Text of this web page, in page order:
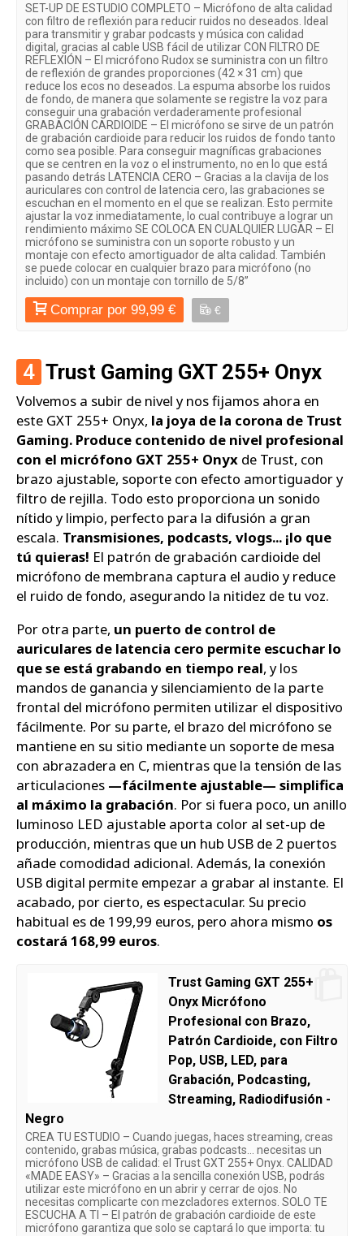
SET-UP DE ESTUDIO COMPLETO – Micrófono de alta calidad
con filtro de reflexión para reducir ruidos no deseados. Ideal
para transmitir y grabar podcasts y música con calidad
digital, gracias al cable USB fácil de utilizar CON FILTRO DE
REFLEXIÓN – El micrófono Rudox se suministra con un filtro
de reflexión de grandes proporciones (42 × 31 cm) que
reduce los ecos no deseados. La espuma absorbe los ruidos
de fondo, de manera que solamente se registre la voz para
conseguir una grabación verdaderamente profesional
GRABACIÓN CARDIOIDE – El micrófono se sirve de un patrón
de grabación cardioide para reducir los ruidos de fondo tanto
como sea posible. Para conseguir magníficas grabaciones
que se centren en la voz o el instrumento, no en lo que está
pasando detrás LATENCIA CERO – Gracias a la clavija de los
auriculares con control de latencia cero, las grabaciones se
escuchan en el momento en el que se realizan. Esto permite
ajustar la voz inmediatamente, lo cual contribuye a lograr un
rendimiento máximo SE COLOCA EN CUALQUIER LUGAR – El
micrófono se suministra con un soporte robusto y un
montaje con efecto amortiguador de alta calidad. También
se puede colocar en cualquier brazo para micrófono (no
incluido) con un montaje con tornillo de 5/8”
Comprar por 99,99 € €
4 Trust Gaming GXT 255+ Onyx
Volvemos a subir de nivel y nos fijamos ahora en
este GXT 255+ Onyx, la joya de la corona de Trust
Gaming. Produce contenido de nivel profesional
con el micrófono GXT 255+ Onyx de Trust, con
brazo ajustable, soporte con efecto amortiguador y
filtro de rejilla. Todo esto proporciona un sonido
nítido y limpio, perfecto para la difusión a gran
escala. Transmisiones, podcasts, vlogs... ¡lo que
tú quieras! El patrón de grabación cardioide del
micrófono de membrana captura el audio y reduce
el ruido de fondo, asegurando la nitidez de tu voz.
Por otra parte, un puerto de control de
auriculares de latencia cero permite escuchar lo
que se está grabando en tiempo real, y los
mandos de ganancia y silenciamiento de la parte
frontal del micrófono permiten utilizar el dispositivo
fácilmente. Por su parte, el brazo del micrófono se
mantiene en su sitio mediante un soporte de mesa
con abrazadera en C, mientras que la tensión de las
articulaciones —fácilmente ajustable— simplifica
al máximo la grabación. Por si fuera poco, un anillo
luminoso LED ajustable aporta color al set-up de
producción, mientras que un hub USB de 2 puertos
añade comodidad adicional. Además, la conexión
USB digital permite empezar a grabar al instante. El
acabado, por cierto, es espectacular. Su precio
habitual es de 199,99 euros, pero ahora mismo os
costará 168,99 euros.
Trust Gaming GXT 255+
Onyx Micrófono
Profesional con Brazo,
Patrón Cardioide, con Filtro
Pop, USB, LED, para
Grabación, Podcasting,
Streaming, Radiodifusión -
Negro
CREA TU ESTUDIO – Cuando juegas, haces streaming, creas
contenido, grabas música, grabas podcasts... necesitas un
micrófono USB de calidad: el Trust GXT 255+ Onyx. CALIDAD
«MADE EASY» – Gracias a la sencilla conexión USB, podrás
utilizar este micrófono en un abrir y cerrar de ojos. No
necesitas complicarte con mezcladores externos. SOLO TE
ESCUCHA A TI – El patrón de grabación cardioide de este
micrófono garantiza que solo se captará lo que importa: tu